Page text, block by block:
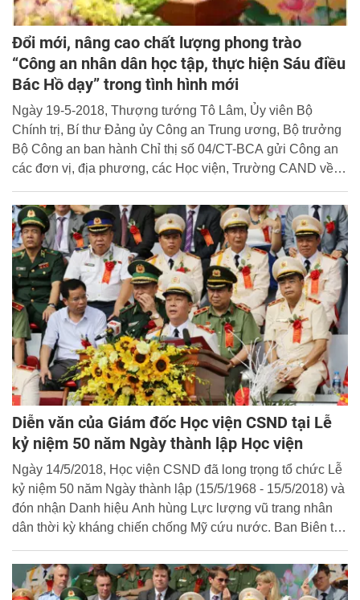
Đổi mới, nâng cao chất lượng phong trào
“Công an nhân dân học tập, thực hiện Sáu điều
Bác Hồ dạy” trong tình hình mới
Ngày 19-5-2018, Thượng tướng Tô Lâm, Ủy viên Bộ
Chính trị, Bí thư Đảng ủy Công an Trung ương, Bộ trưởng
Bộ Công an ban hành Chỉ thị số 04/CT-BCA gửi Công an
các đơn vị, địa phương, các Học viện, Trường CAND về
thực hiện Sáu điều Bác Hồ dạy” trong tình hình mới.
Diễn văn của Giám đốc Học viện CSND tại Lễ
kỷ niệm 50 năm Ngày thành lập Học viện
Ngày 14/5/2018, Học viện CSND đã long trọng tổ chức Lễ
kỷ niệm 50 năm Ngày thành lập (15/5/1968 - 15/5/2018) và
đón nhận Danh hiệu Anh hùng Lực lượng vũ trang nhân
dân thời kỳ kháng chiến chống Mỹ cứu nước. Ban Biên tập
Cổng Thông tin điện tử Học viện xin trân trọng giới thiệu
toàn văn bài phát biểu của đồng chí Trung tướng, GS.TS
Nguyễn Xuân Yêm, Giám đốc Học viện tại sự kiện này.